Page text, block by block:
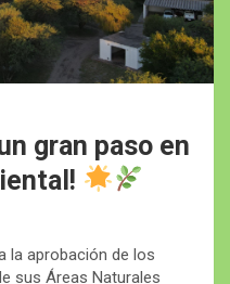
gran paso en
la aprobación de los
sus Áreas Naturales